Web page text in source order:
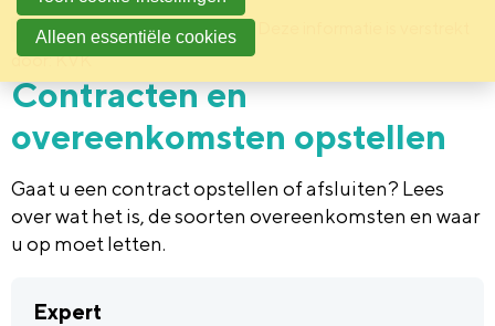
Achtergrond 12 september 2012
door: KVK
Contracten en
overeenkomsten opstellen
Gaat u een contract opstellen of afsluiten? Lees
over wat het is, de soorten overeenkomsten en waar
u op moet letten.
Expert
Alleen essentiële cookies